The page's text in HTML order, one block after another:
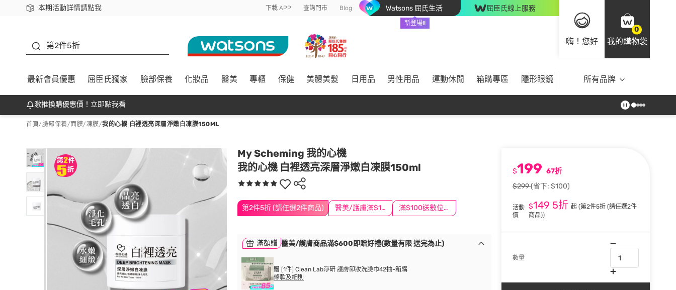
本期活動詳情請點我
下載app最高回饋$350 下載 APP 查詢門市 Blog Watsons 屈氏生活
新登場!!
屈臣氏線上服務
嗨！您好
0
我的購物袋
第2件5折
最新會員優惠 屈臣氏獨家 臉部保養 化妝品 醫美 專櫃 保健 美體美髮 日用品 男性用品 運動休閒 箱購專區 隱形眼鏡 所有品牌
激推換購優惠價！立即點我看
首頁/臉部保養/面膜/凍膜/我的心機 白裡透亮深層淨嫩白凍膜150ML
My Scheming 我的心機
我的心機 白裡透亮深層淨嫩白凍膜150ml
第2件5折 (請任選2件商品) 醫美/護膚滿$1200送$200 滿$100送數位印花
$199 67折
$299(省下: $100)
活動
價
$149 5折 起 (第2件5折 (請任選2件
商品))
數量
滿額贈 醫美/護膚商品滿$600即贈好禮(數量有限 送完為止)
贈 [1件] Clean Lab淨研 護膚卸妝洗臉巾42抽-箱購
條款及細則